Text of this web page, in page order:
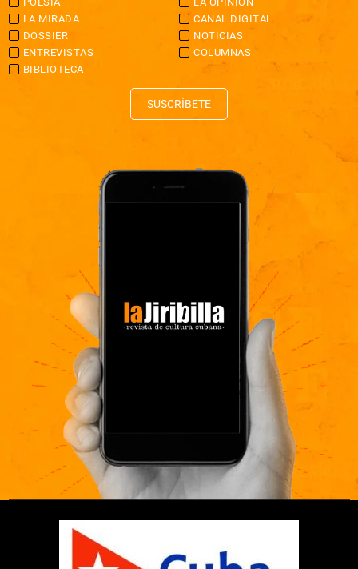
LA MIRADA
CANAL DIGITAL
DOSSIER
NOTICIAS
ENTREVISTAS
COLUMNAS
BIBLIOTECA
SUSCRÍBETE